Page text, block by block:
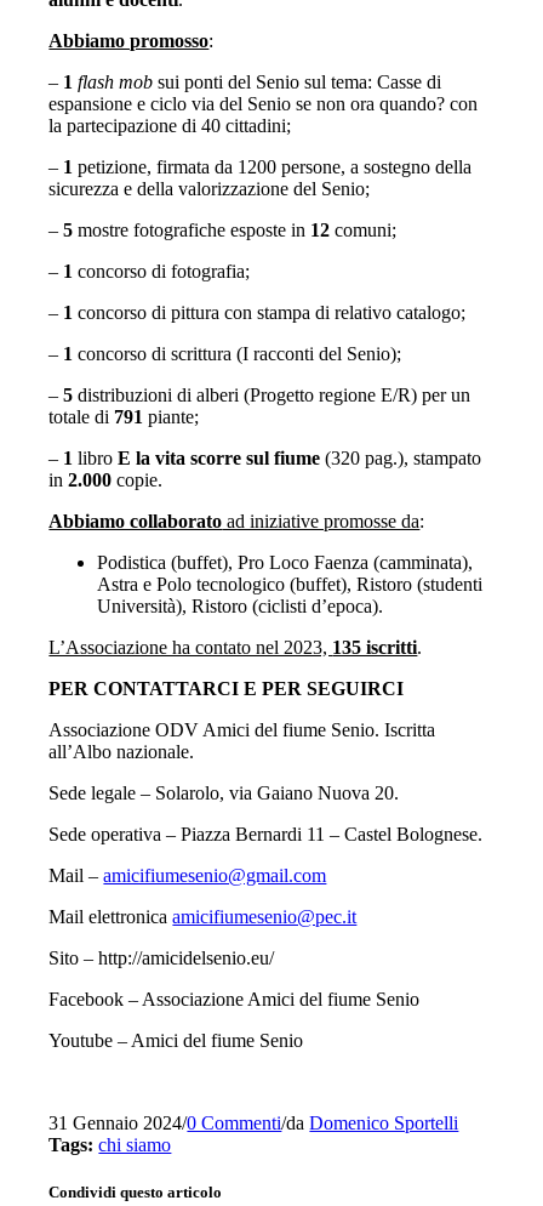
Abbiamo promosso:
– 1 flash mob sui ponti del Senio sul tema: Casse di
espansione e ciclo via del Senio se non ora quando? con
la partecipazione di 40 cittadini;
– 1petizione, firmata da 1200 persone, a sostegno della
sicurezza e della valorizzazione del Senio;
–5 mostre fotografiche esposte in 12 comuni;
– 1concorso di fotografia;
– 1 concorso di pittura con stampa di relativo catalogo;
– 1 concorso di scrittura (I racconti del Senio);
–5distribuzioni di alberi (Progetto regione E/R) per un
totale di 791 piante;
– 1 libroE la vita scorre sul fiume (320 pag.), stampato
in2.000 copie.
Abbiamo collaborato ad iniziative promosse da:
Podistica (buffet), Pro Loco Faenza (camminata),
Astra e Polo tecnologico (buffet), Ristoro (studenti
Università), Ristoro (ciclisti d’epoca).
L’Associazione ha contato nel 2023, 135 iscritti.
PER CONTATTARCI E PER SEGUIRCI
Associazione ODV Amici del fiume Senio. Iscritta
all’Albo nazionale.
Sede legale – Solarolo, via Gaiano Nuova 20.
Sede operativa – Piazza Bernardi 11 – Castel Bolognese.
Mail –amicifiumesenio@gmail.com
Mail elettronicaamicifiumesenio@pec.it
Sito – http://amicidelsenio.eu/
Facebook – Associazione Amici del fiume Senio
Youtube – Amici del fiume Senio
31 Gennaio 2024/0 Commenti/daDomenico Sportelli
Tags: chi siamo
Condividi questo articolo